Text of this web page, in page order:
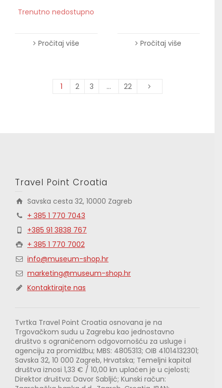
Trenutno nedostupno
Pročitaj više Pročitaj više
1 2 3 … 22
Travel Point Croatia
Savska cesta 32, 10000 Zagreb
+ 385 1 770 7043
+385 91 3838 767
+ 385 1 770 7002
info@museum-shop.hr
marketing@museum-shop.hr
Kontaktirajte nas
Tvrtka Travel Point Croatia osnovana je na
Trgovačkom sudu u Zagrebu kao jednostavno
društvo s ograničenom odgovornošću za usluge i
agenciju za promidžbu; MBS: 4805313; OIB 41014132301;
Savska 32, 10 000 Zagreb, Hrvatska; Temeljni kapital
društva iznosi 1,33 € / 10,00 kn uplaćen je u cjelosti;
Direktor društva: Davor Sabljić; Kunski račun: